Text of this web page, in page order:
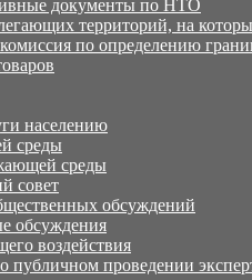
документы по НТО
территорий, на
по определению
населению
среды
среды
совет
обсуждений
обсуждения
воздействия
публичном проведении